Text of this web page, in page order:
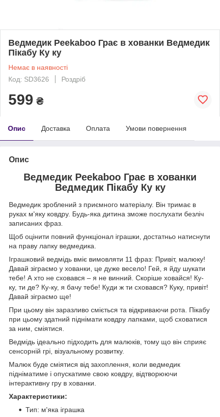
Ведмедик Peekaboo Грає в хованки Ведмедик
Пікабу Ку ку
Немає в наявності
Код: SD3626
Роздріб
599 ₴
Опис Доставка Оплата Умови повернення
Опис
Ведмедик Peekaboo Грає в хованки
Ведмедик Пікабу Ку ку
Ведмедик зроблений з приємного матеріалу. Він тримає в
руках м'яку ковдру. Будь-яка дитина зможе послухати безліч
записаних фраз.
Щоб оцінити повний функціонал іграшки, достатньо натиснути
на праву лапку ведмедика.
Іграшковий ведмідь вміє вимовляти 11 фраз: Привіт, малюку!
Давай зіграємо у хованки, це дуже весело! Гей, я йду шукати
тебе! А хто не сховався – я не винний. Скоріше ховайся! Ку-
ку, ти де? Ку-ку, я бачу тебе! Куди ж ти сховався? Куку, привіт!
Давай зіграємо ще!
При цьому він заразливо сміється та відкриваючи рота. Пікабу
при цьому здатний піднімати ковдру лапками, щоб сховатися
за ним, сміятися.
Ведмідь ідеально підходить для малюків, тому що він сприяє
сенсорній грі, візуальному розвитку.
Малюк буде сміятися від захоплення, коли ведмедик
підніматиме і опускатиме свою ковдру, відтворюючи
інтерактивну гру в хованки.
Характеристики:
Тип: м'яка іграшка